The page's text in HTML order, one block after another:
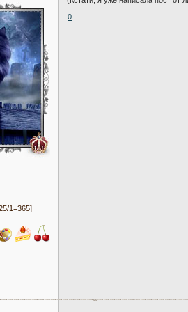
1=365]
0